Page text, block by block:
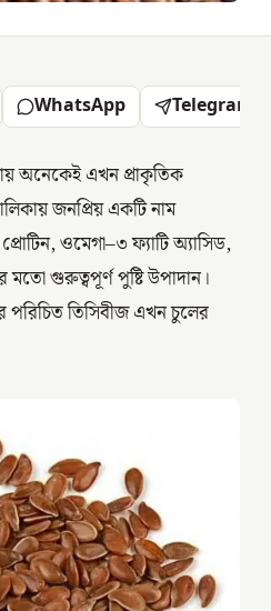
WhatsApp Telegram
অনেকেই এখন প্রাকৃতিক
জনপ্রিয় একটি নাম
ওমেগা–৩ ফ্যাটি অ্যাসিড,
গুরুত্বপূর্ণ পুষ্টি উপাদান।
পরিচিত তিসিবীজ এখন চুলের